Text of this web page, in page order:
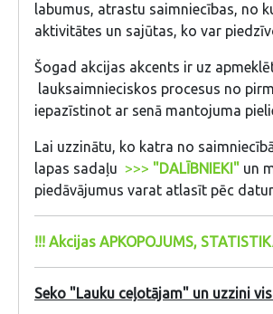
labumus, atrastu saimniecības, no
aktivitātes un sajūtas, ko var
Šogad akcijas akcents ir uz
lauksaimnieciskos procesus no
iepazīstinot ar senā mantojuma
Lai uzzinātu, ko katra no
lapas sadaļu >>> "DALĪBNIEKI" un
piedāvājumus varat atlasīt pēc
!!! Akcijas APKOPOJUMS,
Seko "Lauku ceļotājam" un uzzini